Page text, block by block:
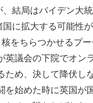
結局はバイデン大
に拡大する可能性が
をちらつかせるプ
議会の下院でオン
ため、決して降伏し
始めた時に英国が